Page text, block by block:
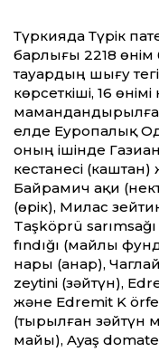
Түркияда Түрік
барлығы 2218 өнім
тауардың шығу
көрсеткіші, 16
елде Еуропалық
оның ішінде
кестанесі
Байрамич ақи
(өрік), Милас
Taşköprü
fındığı (майлы
нары (анар),
zeytini (зәйтүн),
және Edremit K
(тырылған зәйтүн
майы), Ayaş